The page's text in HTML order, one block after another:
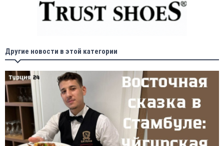
Другие новости в этой категории